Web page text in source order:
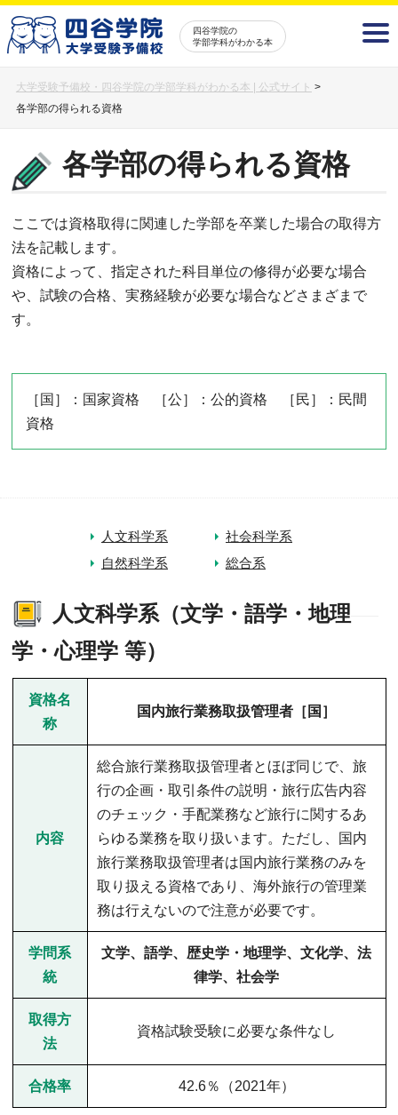
四谷学院の
学部学科がわかる本
大学受験予備校・四谷学院の学部学科がわかる本 | 公式サイト >
各学部の得られる資格
各学部の得られる資格
ここでは資格取得に関連した学部を卒業した場合の取得方
法を記載します。
資格によって、指定された科目単位の修得が必要な場合
や、試験の合格、実務経験が必要な場合などさまざまで
す。
［国］：国家資格 ［公］：公的資格 ［民］：民間
資格
人文科学系
社会科学系
自然科学系
総合系
人文科学系（文学・語学・地理
学・心理学 等）
資格名
称
国内旅行業務取扱管理者［国］
内容
総合旅行業務取扱管理者とほぼ同じで、旅
行の企画・取引条件の説明・旅行広告内容
のチェック・手配業務など旅行に関するあ
らゆる業務を取り扱います。ただし、国内
旅行業務取扱管理者は国内旅行業務のみを
取り扱える資格であり、海外旅行の管理業
務は行えないので注意が必要です。
学問系
統
文学、語学、歴史学・地理学、文化学、法
律学、社会学
取得方
法
資格試験受験に必要な条件なし
合格率 42.6％（2021年）